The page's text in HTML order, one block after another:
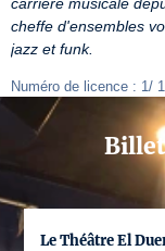
cheffe d'ensembles
jazz et funk.
Numéro de licence : 1/
Le Théâtre El